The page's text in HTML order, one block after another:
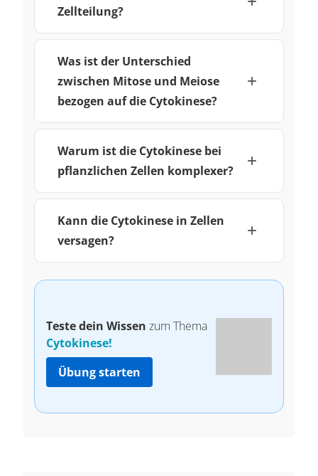
Zellteilung?
Was ist der Unterschied
zwischen Mitose und Meiose
bezogen auf die Cytokinese?
Warum ist die Cytokinese bei
pflanzlichen Zellen komplexer?
Kann die Cytokinese in Zellen
versagen?
Teste dein Wissen zum Thema
Cytokinese!
Übung starten